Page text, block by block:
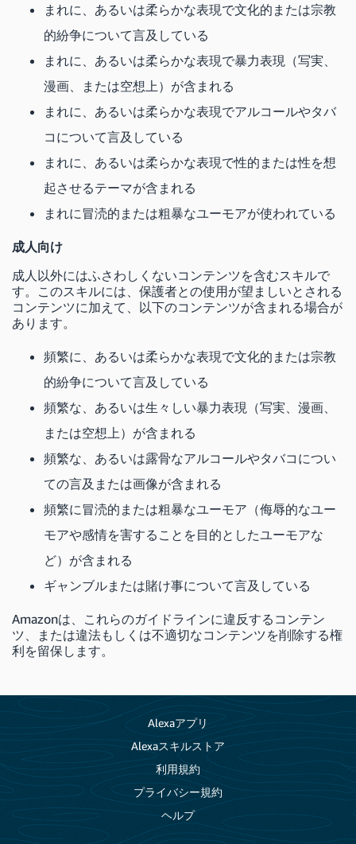
まれに、あるいは柔らかな表現で文化的または宗教
的紛争について言及している
まれに、あるいは柔らかな表現で暴力表現（写実、
漫画、または空想上）が含まれる
まれに、あるいは柔らかな表現でアルコールやタバ
コについて言及している
まれに、あるいは柔らかな表現で性的または性を想
起させるテーマが含まれる
まれに冒涜的または粗暴なユーモアが使われている
成人向け
成人以外にはふさわしくないコンテンツを含むスキルで
す。このスキルには、保護者との使用が望ましいとされる
コンテンツに加えて、以下のコンテンツが含まれる場合が
あります。
頻繁に、あるいは柔らかな表現で文化的または宗教
的紛争について言及している
頻繁な、あるいは生々しい暴力表現（写実、漫画、
または空想上）が含まれる
頻繁な、あるいは露骨なアルコールやタバコについ
ての言及または画像が含まれる
頻繁に冒涜的または粗暴なユーモア（侮辱的なユー
モアや感情を害することを目的としたユーモアな
ど）が含まれる
ギャンブルまたは賭け事について言及している
Amazonは、これらのガイドラインに違反するコンテン
ツ、または違法もしくは不適切なコンテンツを削除する権
利を留保します。
Alexaアプリ
Alexaスキルストア
利用規約
プライバシー規約
ヘルプ